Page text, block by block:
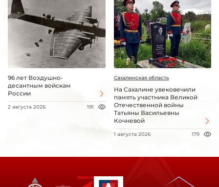
96 лет Воздушно-
десантным войскам
России
2 августа 2026 191
Сахалинская область
На Сахалине увековечили
память участника Великой
Отечественной войны
Татьяны Васильевны
Кочневой
1 августа 2026 179